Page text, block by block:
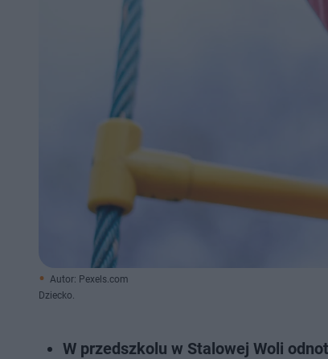
Autor: Pexels.com
Dziecko.
W przedszkolu w Stalowej Woli